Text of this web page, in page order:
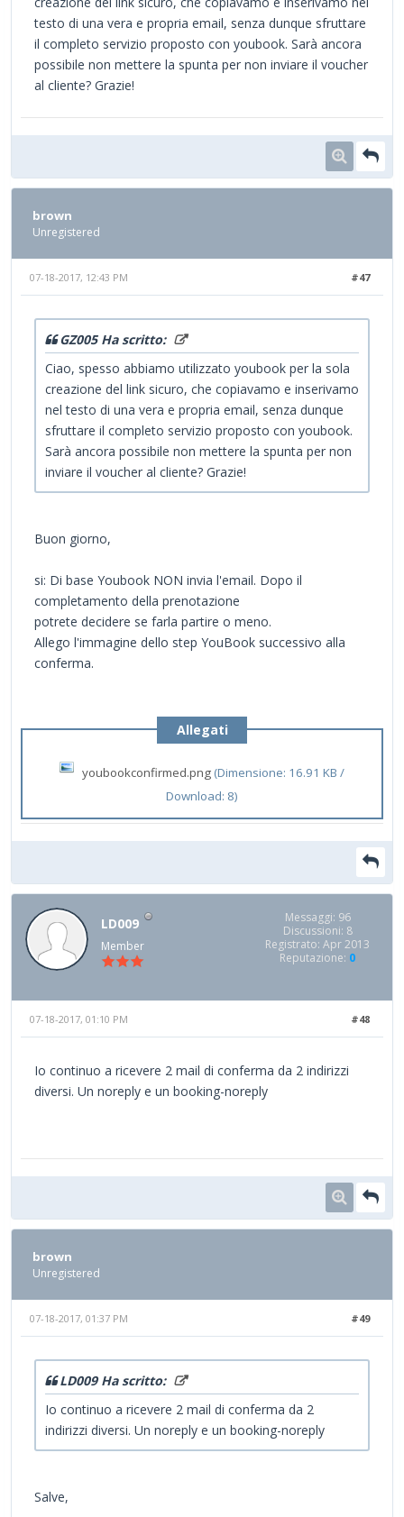
testo di una vera e propria email, senza dunque sfruttare
il completo servizio proposto con youbook. Sarà ancora
possibile non mettere la spunta per non inviare il voucher
al cliente? Grazie!
brown
Unregistered
#47
07-18-2017, 12:43 PM
GZ005 Ha scritto:
Ciao, spesso abbiamo utilizzato youbook per la sola
creazione del link sicuro, che copiavamo e inserivamo
nel testo di una vera e propria email, senza dunque
sfruttare il completo servizio proposto con youbook.
Sarà ancora possibile non mettere la spunta per non
inviare il voucher al cliente? Grazie!
Buon giorno,
si: Di base Youbook NON invia l'email. Dopo il
completamento della prenotazione
potrete decidere se farla partire o meno.
Allego l'immagine dello step YouBook successivo alla
conferma.
Allegati
youbookconfirmed.png (Dimensione: 16.91 KB /
Download: 8)
LD009
Member
Messaggi: 96
Discussioni: 8
Registrato: Apr 2013
Reputazione: 0
#48
07-18-2017, 01:10 PM
Io continuo a ricevere 2 mail di conferma da 2 indirizzi
diversi. Un noreply e un booking-noreply
brown
Unregistered
#49
07-18-2017, 01:37 PM
LD009 Ha scritto:
Io continuo a ricevere 2 mail di conferma da 2
indirizzi diversi. Un noreply e un booking-noreply
Salve,